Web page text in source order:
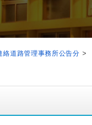
絡道路管理事務所公告分 >